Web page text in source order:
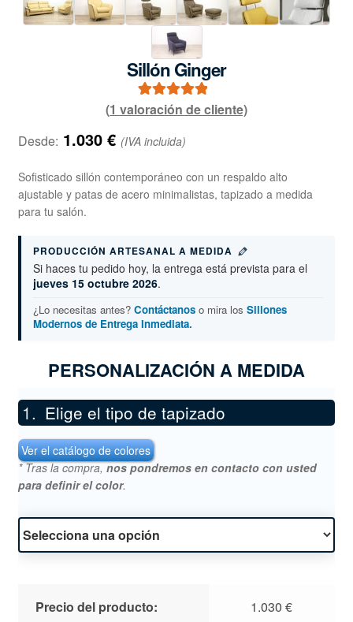
Sillón Ginger
Valorado con
base a
1
(1 valoración de cliente)
Desde: 1.030 € (IVA incluida)
Sofisticado sillón contemporáneo con un respaldo alto
ajustable y patas de acero minimalistas, tapizado a medida
para tu salón.
PRODUCCIÓN ARTESANAL A MEDIDA
Si haces tu pedido hoy, la entrega está prevista para el
jueves 15 octubre 2026.
¿Lo necesitas antes? Contáctanoso mira los Sillones
Modernos de Entrega Inmediata.
PERSONALIZACIÓN A MEDIDA
Elige el tipo de tapizado
Ver el catálogo de colores
* Tras la compra,nos pondremos en contacto con usted
para definir el color.
Precio del producto: 1.030€